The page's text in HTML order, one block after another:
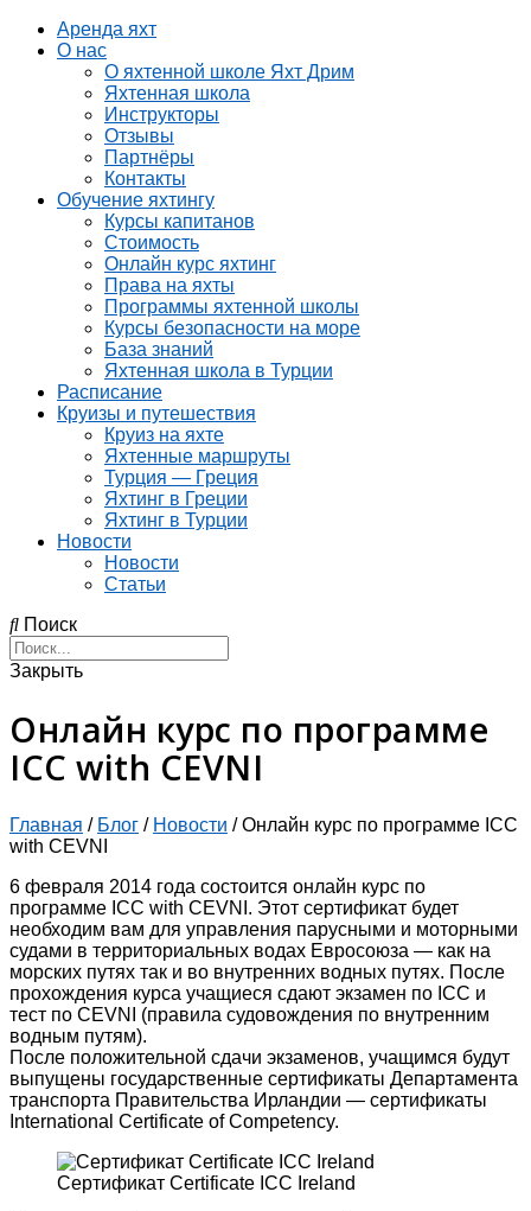
Аренда яхт
О нас
О яхтенной школе Яхт Дрим
Яхтенная школа
Инструкторы
Отзывы
Партнёры
Контакты
Обучение яхтингу
Курсы капитанов
Стоимость
Онлайн курс яхтинг
Права на яхты
Программы яхтенной школы
Курсы безопасности на море
База знаний
Яхтенная школа в Турции
Расписание
Круизы и путешествия
Круиз на яхте
Яхтенные маршруты
Турция — Греция
Яхтинг в Греции
Яхтинг в Турции
Новости
Новости
Статьи
Поиск
Закрыть
Онлайн курс по программе
ICC with CEVNI
Главная / Блог / Новости /Онлайн курс по программе ICC
with CEVNI
6 февраля 2014 года состоится онлайн курс по
программе ICC with CEVNI. Этот сертификат будет
необходим вам для управления парусными и моторными
судами в территориальных водах Евросоюза — как на
морских путях так и во внутренних водных путях. После
прохождения курса учащиеся сдают экзамен по ICC и
тест по CEVNI (правила судовождения по внутренним
водным путям).
После положительной сдачи экзаменов, учащимся будут
выпущены государственные сертификаты Департамента
транспорта Правительства Ирландии — сертификаты
International Certificate of Competency.
Сертификат Certificate ICC Ireland